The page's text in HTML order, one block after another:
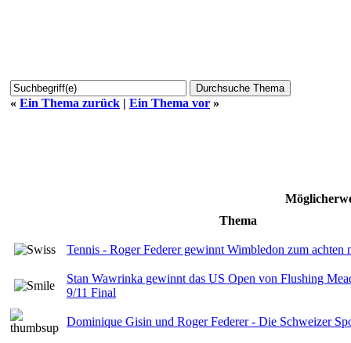
« Ein Thema zurück | Ein Thema vor »
Thema
Tennis - Roger Federer gewinnt Wimbledon zum achten
Stan Wawrinka gewinnt das US Open von Flushing
9/11 Final
Dominique Gisin und Roger Federer - Die Schweizer